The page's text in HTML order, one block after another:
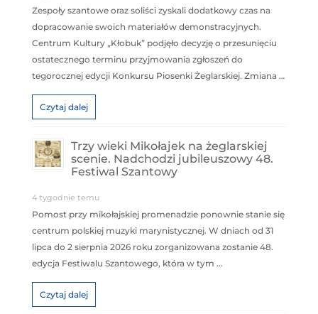
Zespoły szantowe oraz soliści zyskali dodatkowy czas na
dopracowanie swoich materiałów demonstracyjnych.
Centrum Kultury „Kłobuk” podjęło decyzję o przesunięciu
ostatecznego terminu przyjmowania zgłoszeń do
tegorocznej edycji Konkursu Piosenki Żeglarskiej. Zmiana …
Czytaj dalej
Trzy wieki Mikołajek na żeglarskiej
scenie. Nadchodzi jubileuszowy 48.
Festiwal Szantowy
4 tygodnie temu
Pomost przy mikołajskiej promenadzie ponownie stanie się
centrum polskiej muzyki marynistycznej. W dniach od 31
lipca do 2 sierpnia 2026 roku zorganizowana zostanie 48.
edycja Festiwalu Szantowego, która w tym …
Czytaj dalej